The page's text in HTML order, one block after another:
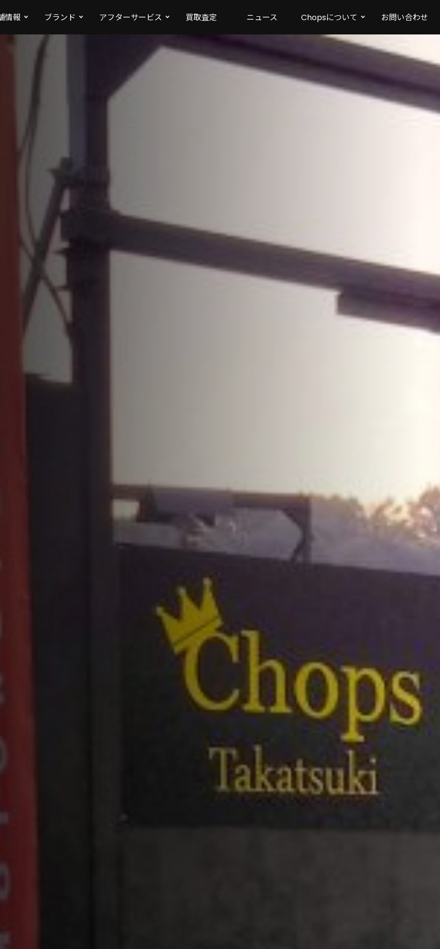
情報 ブランド アフターサービス 買取査定 ニュース Chopsについて お問い合わせ